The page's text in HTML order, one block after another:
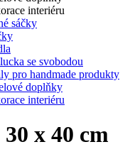
x 40 cm